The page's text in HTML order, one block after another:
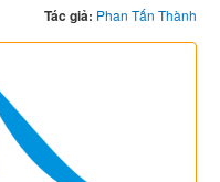
Tác giả: Phan Tấn Thành